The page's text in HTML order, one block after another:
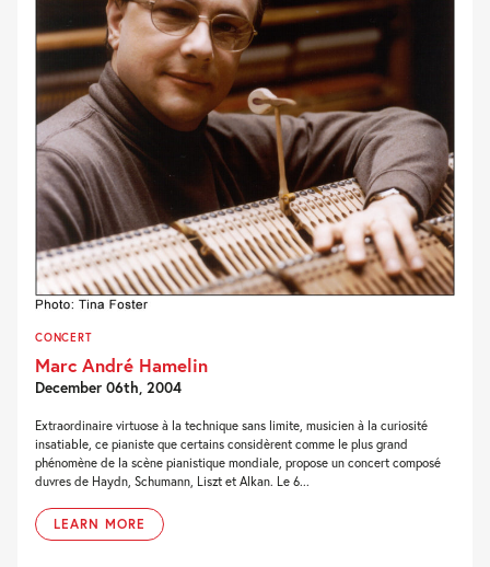
CONCERT
Marc André Hamelin
December 06th, 2004
Extraordinaire virtuose à la technique sans limite, musicien à la curiosité
insatiable, ce pianiste que certains considèrent comme le plus grand
phénomène de la scène pianistique mondiale, propose un concert composé
duvres de Haydn, Schumann, Liszt et Alkan. Le 6...
LEARN MORE